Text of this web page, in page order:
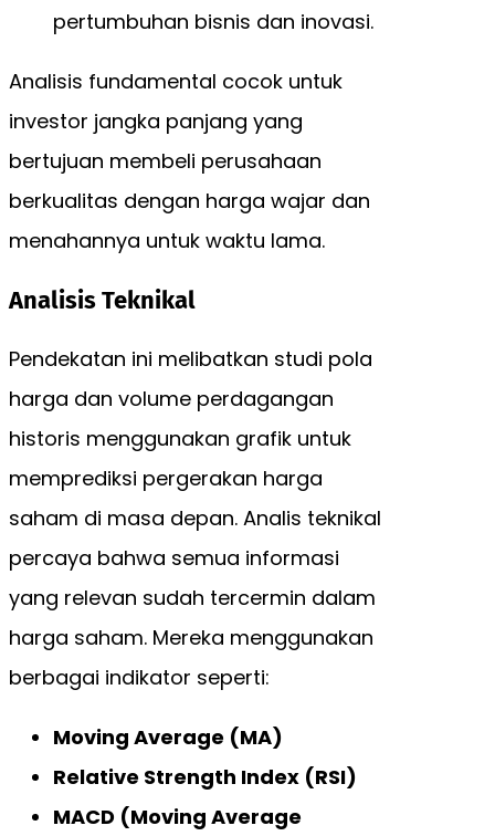
pertumbuhan bisnis dan inovasi.
Analisis fundamental cocok untuk
investor jangka panjang yang
bertujuan membeli perusahaan
berkualitas dengan harga wajar dan
menahannya untuk waktu lama.
Analisis Teknikal
Pendekatan ini melibatkan studi pola
harga dan volume perdagangan
historis menggunakan grafik untuk
memprediksi pergerakan harga
saham di masa depan. Analis teknikal
percaya bahwa semua informasi
yang relevan sudah tercermin dalam
harga saham. Mereka menggunakan
berbagai indikator seperti:
Moving Average (MA)
Relative Strength Index (RSI)
MACD (Moving Average